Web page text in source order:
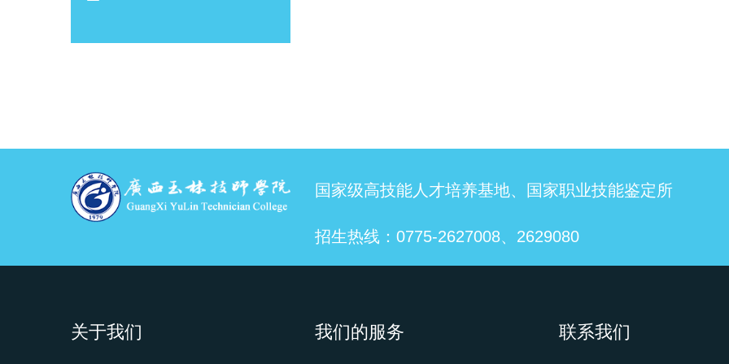
国家级高技能人才培养基地、国家职业技能鉴定所
招生热线：0775-2627008、2629080
关于我们 我们的服务 联系我们